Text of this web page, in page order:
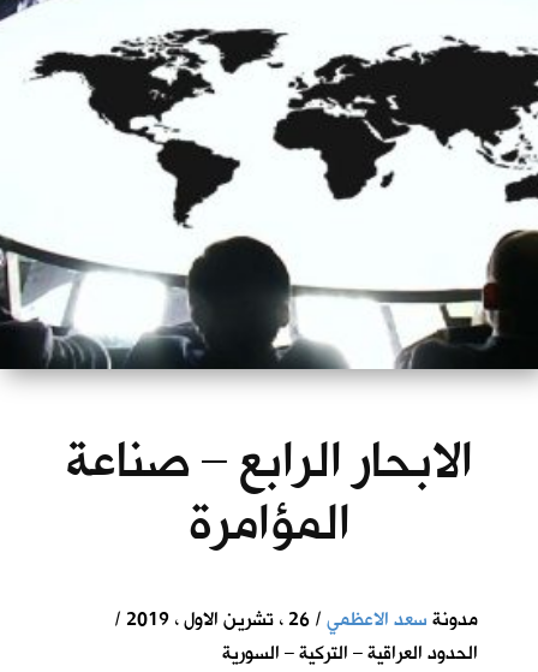
الابحار الرابع – صناعة
المؤامرة
مدونةسعد الاعظمي
/ 26 ، تشرين الاول ، 2019 /
الحدود العراقية – التركية – السورية